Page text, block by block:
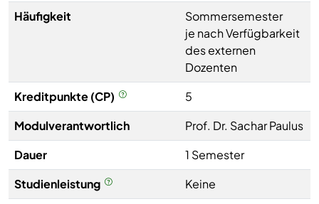
Häufigkeit
Sommersemester
je nach Verfügbarkeit
des externen
Dozenten
Kreditpunkte (CP)
5
Modulverantwortlich
Prof. Dr. Sachar Paulus
Dauer
1 Semester
Studienleistung
Keine